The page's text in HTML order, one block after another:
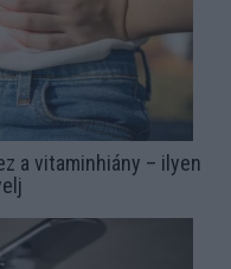
a vitaminhiány – ilyen